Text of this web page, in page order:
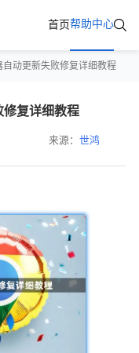
首页帮助中心
自动更新失败修复详细教程
修复详细教程
来源：世鸿